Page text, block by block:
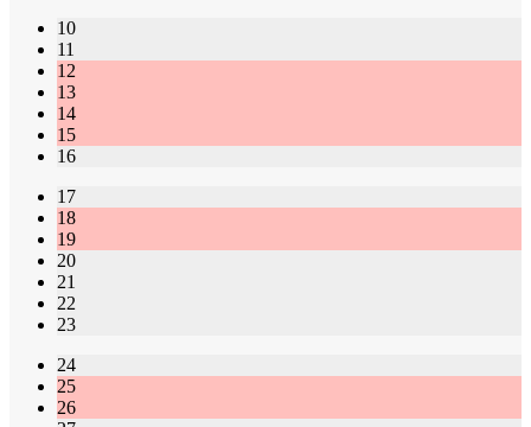
10
11
12
13
14
15
16
17
18
19
20
21
22
23
24
25
26